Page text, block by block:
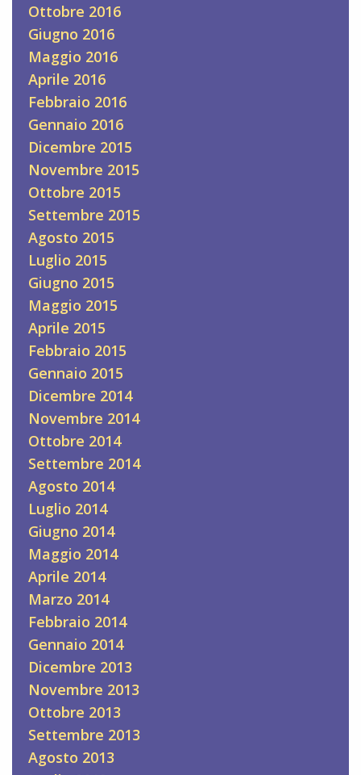
Ottobre 2016
Giugno 2016
Maggio 2016
Aprile 2016
Febbraio 2016
Gennaio 2016
Dicembre 2015
Novembre 2015
Ottobre 2015
Settembre 2015
Agosto 2015
Luglio 2015
Giugno 2015
Maggio 2015
Aprile 2015
Febbraio 2015
Gennaio 2015
Dicembre 2014
Novembre 2014
Ottobre 2014
Settembre 2014
Agosto 2014
Luglio 2014
Giugno 2014
Maggio 2014
Aprile 2014
Marzo 2014
Febbraio 2014
Gennaio 2014
Dicembre 2013
Novembre 2013
Ottobre 2013
Settembre 2013
Agosto 2013